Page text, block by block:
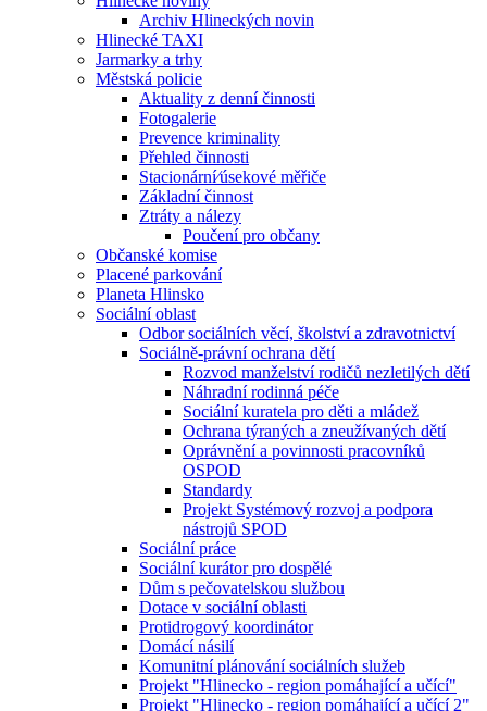
Archiv Hlineckých novin
Hlinecké TAXI
Jarmarky a trhy
Městská policie
Aktuality z denní činnosti
Fotogalerie
Prevence kriminality
Přehled činnosti
Stacionární⁄úsekové měřiče
Základní činnost
Ztráty a nálezy
Poučení pro občany
Občanské komise
Placené parkování
Planeta Hlinsko
Sociální oblast
Odbor sociálních věcí, školství a zdravotnictví
Sociálně-právní ochrana dětí
Rozvod manželství rodičů nezletilých dětí
Náhradní rodinná péče
Sociální kuratela pro děti a mládež
Ochrana týraných a zneužívaných dětí
Oprávnění a povinnosti pracovníků
OSPOD
Standardy
Projekt Systémový rozvoj a podpora
nástrojů SPOD
Sociální práce
Sociální kurátor pro dospělé
Dům s pečovatelskou službou
Dotace v sociální oblasti
Protidrogový koordinátor
Domácí násilí
Komunitní plánování sociálních služeb
Projekt "Hlinecko - region pomáhající a učící"
Projekt "Hlinecko - region pomáhající a učící 2"